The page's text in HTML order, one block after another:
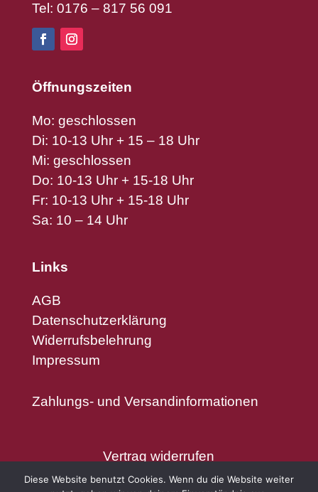
Tel: 0176 – 817 56 091
Öffnungszeiten
Mo: geschlossen
Di: 10-13 Uhr + 15 – 18 Uhr
Mi: geschlossen
Do: 10-13 Uhr + 15-18 Uhr
Fr: 10-13 Uhr + 15-18 Uhr
Sa: 10 – 14 Uhr
Links
AGB
Datenschutzerklärung
Widerrufsbelehrung
Impressum
Zahlungs- und Versandinformationen
Vertrag widerrufen
Diese Website benutzt Cookies. Wenn du die Website weiter